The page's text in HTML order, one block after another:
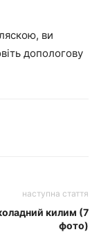
ви
допологову
наступна стаття
килим (7
фото)